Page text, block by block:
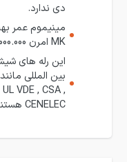
دی ندارد.
مینیموم عمر
MK امرن 10.000.000 کنتاکت است.
این رله های
VDE , CSA ,
CENELEC هستند.